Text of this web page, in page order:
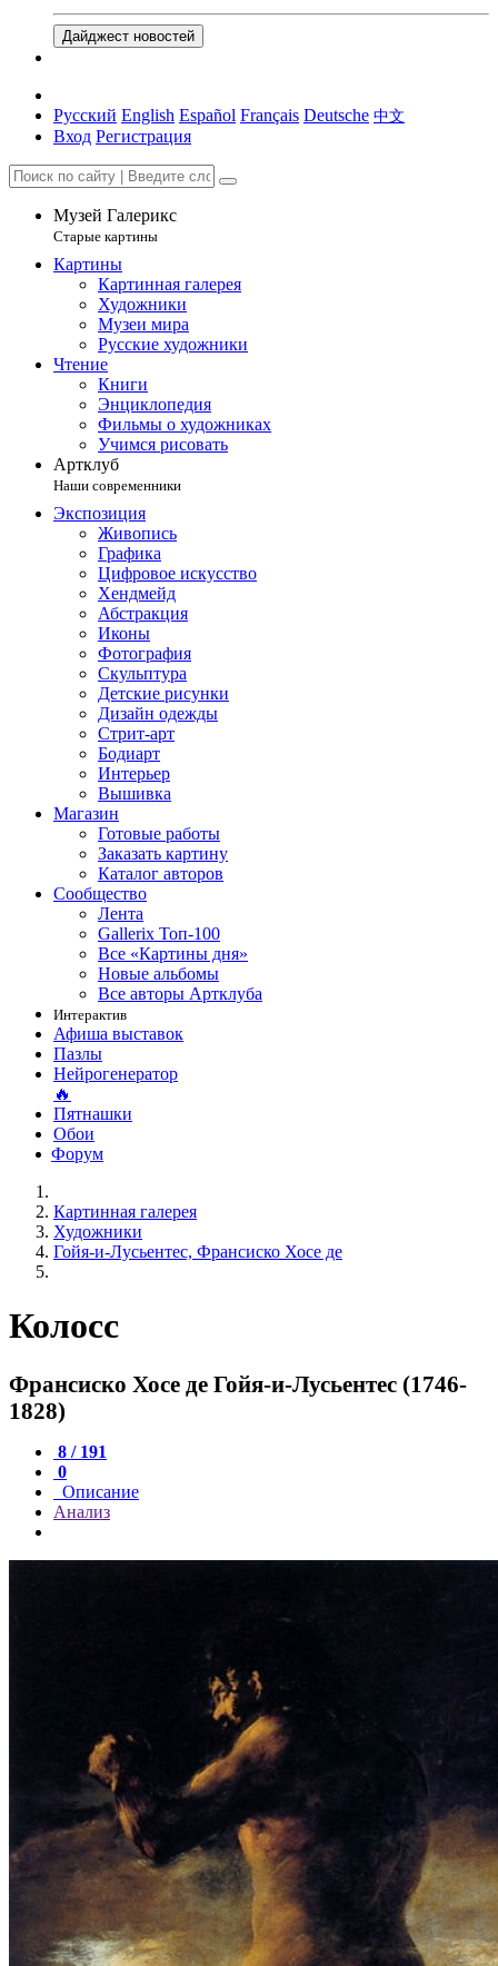
Дайджест новостей
Русский English Español Français Deutsche 中文
Вход Регистрация
Музей Галерикс
Старые картины
Картины
Картинная галерея
Художники
Музеи мира
Русские художники
Чтение
Книги
Энциклопедия
Фильмы о художниках
Учимся рисовать
Артклуб
Наши современники
Экспозиция
Живопись
Графика
Цифровое искусство
Хендмейд
Абстракция
Иконы
Фотография
Скульптура
Детские рисунки
Дизайн одежды
Стрит-арт
Бодиарт
Интерьер
Вышивка
Магазин
Готовые работы
Заказать картину
Каталог авторов
Сообщество
Лента
Gallerix Топ-100
Все «Картины дня»
Новые альбомы
Все авторы Артклуба
Интерактив
Афиша выставок
Пазлы
Нейрогенератор
🔥
Пятнашки
Обои
Форум
Картинная галерея
Художники
Гойя-и-Лусьентес, Франсиско Хосе де
Колосс
Франсиско Хосе де Гойя-и-Лусьентес (1746-
1828)
8 / 191
0
Описание
Анализ